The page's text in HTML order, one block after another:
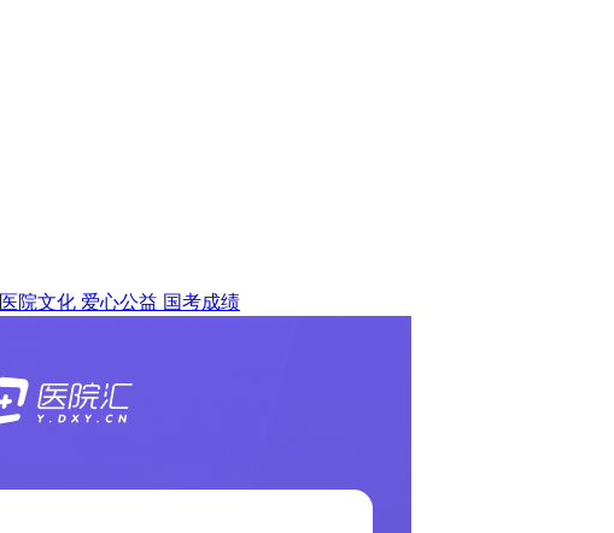
医院文化 爱心公益 国考成绩